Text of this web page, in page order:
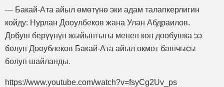
— Бакай-Ата айыл өмөтүнө эки адам талапкерлигин
койду: Нурлан Дооулбеков жана Улан Абдраилов.
Добуш берүүнүн жыйынтыгы менен көп дообушка ээ
болуп Дооублеков Бакай-Ата айыл өкмөт башчысы
болуп шайланды.
https://www.youtube.com/watch?v=fsyCg2Uv_ps